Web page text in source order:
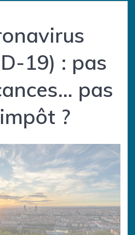
19) : pas
pas
?